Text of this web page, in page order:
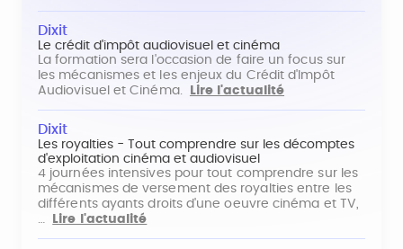
Dixit
Le crédit d'impôt audiovisuel et cinéma
La formation sera l'occasion de faire un focus sur
les mécanismes et les enjeux du Crédit d'Impôt
Audiovisuel et Cinéma.
Lire l'actualité
Dixit
Les royalties - Tout comprendre sur les décomptes
d'exploitation cinéma et audiovisuel
4 journées intensives pour tout comprendre sur les
mécanismes de versement des royalties entre les
différents ayants droits d'une oeuvre cinéma et TV,
Lire l'actualité